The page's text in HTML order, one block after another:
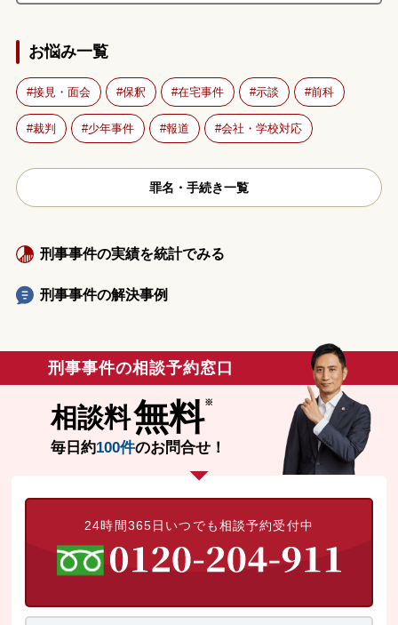
お悩み一覧
接見・面会 保釈 在宅事件 示談 前科
裁判 少年事件 報道 会社・学校対応
罪名・手続き一覧
刑事事件の実績を統計でみる
刑事事件の解決事例
刑事事件の相談予約窓口
相談料無料
毎日約100件のお問合せ！
24時間365日いつでも相談予約受付中